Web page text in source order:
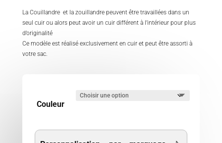
La Couillandre et la zouillandre peuvent être travaillées dans un
seul cuir ou alors peut avoir un cuir différent à l’intérieur pour plus
d’originalité
Ce modèle est réalisé exclusivement en cuir et peut être assorti à
votre sac.
Couleur